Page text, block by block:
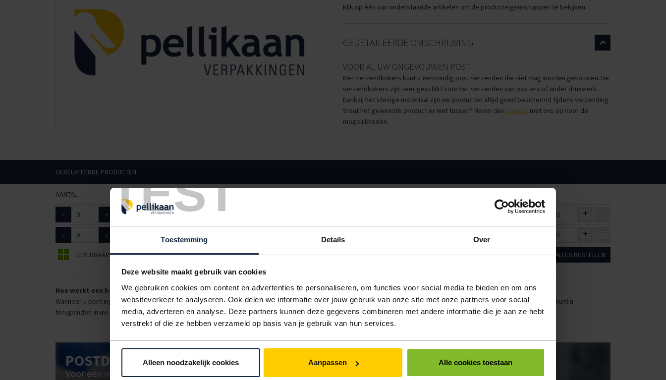
TEST
Toestemming Details Over
Deze website maakt gebruik van cookies
We gebruiken cookies om content en advertenties te personaliseren, om functies voor social media te bieden en om ons
websiteverkeer te analyseren. Ook delen we informatie over jouw gebruik van onze site met onze partners voor social
media, adverteren en analyse. Deze partners kunnen deze gegevens combineren met andere informatie die je aan ze hebt
verstrekt of die ze hebben verzameld op basis van je gebruik van hun services.
Alleen noodzakelijk cookies Aanpassen Alle cookies toestaan
Klik op één van onderstaande artikelen om de producteigenschappen te bekijken.
GEDETAILEERDE OMSCHRIJVING
VOOR AL UW ONGEVOUWEN POST
Met verzendkokers kunt u eenvoudig post verzenden die niet mag worden gevouwen. De
verzendkokers zijn zeer geschikt voor het verzenden van posters of ander drukwerk.
Dankzij het stevige materiaal zijn uw producten altijd goed beschermd tijdens verzending.
Staat het gewenste product er niet tussen? Neem dan contact met ons op voor de
mogelijkheden.
GERELATEERDE PRODUCTEN
AANTAL ART. NR. AFMETINGEN
- + 6015020 700mm x 60mm €0,00
- + 1000mm x 60mm 10 stuks €0,00
LEVERBAAR BEPERKT LEVERBAAR IN BESTELLING ALLES BESTELLEN
Hoe werkt een bestellijst?
Wanneer u bent ingelogd, kunt u een eigen bestellijst maken. Gebruik bestel- en offertelijsten om eenvoudig en snel producten te bestellen. Uw bestel- en offertelijsten kunt u
terugvinden in uw account. Dat pakt altijd goed uit voor uw administratie!
POSTDOOS BEDRUKKEN
Voor een veilige verzending
BRIEVENBUSDOOS BEDRUKKEN
Post stevig verpakt